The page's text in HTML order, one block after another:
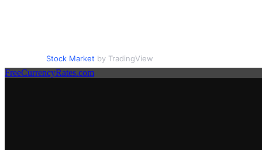
Stock Market by TradingView
FreeCurrencyRates.com